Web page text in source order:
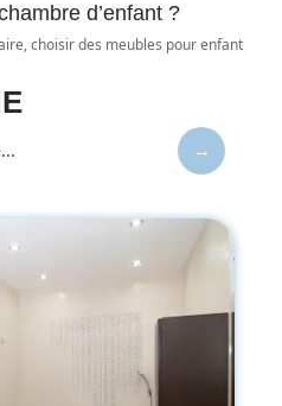
d’enfant ?
choisir des meubles pour enfant